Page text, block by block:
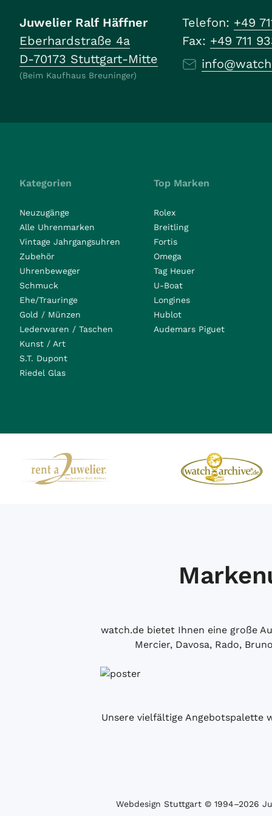
Juwelier Ralf Häffner
Eberhardstraße 4a
D-70173 Stuttgart-Mitte
(Beim Kaufhaus Breuninger)
Telefon: +49
Fax: +49 711
Kategorien
Neuzugänge
Alle Uhrenmarken
Vintage Jahrgangsuhren
Zubehör
Uhrenbeweger
Schmuck
Ehe/Trauringe
Gold / Münzen
Lederwaren / Taschen
Kunst / Art
S.T. Dupont
Riedel Glas
Top Marken
Rolex
Breitling
Fortis
Omega
Tag Heuer
U-Boat
Longines
Hublot
Audemars Piguet
watch.de bietet Ihnen eine große
Mercier, Davosa, Rado,
Unsere vielfältige Angebotspalette
Webdesign Stuttgart© 1994­–2026